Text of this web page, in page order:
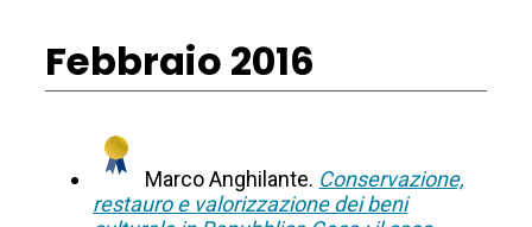
Febbraio 2016
Marco Anghilante. Conservazione,
restauro e valorizzazione dei beni